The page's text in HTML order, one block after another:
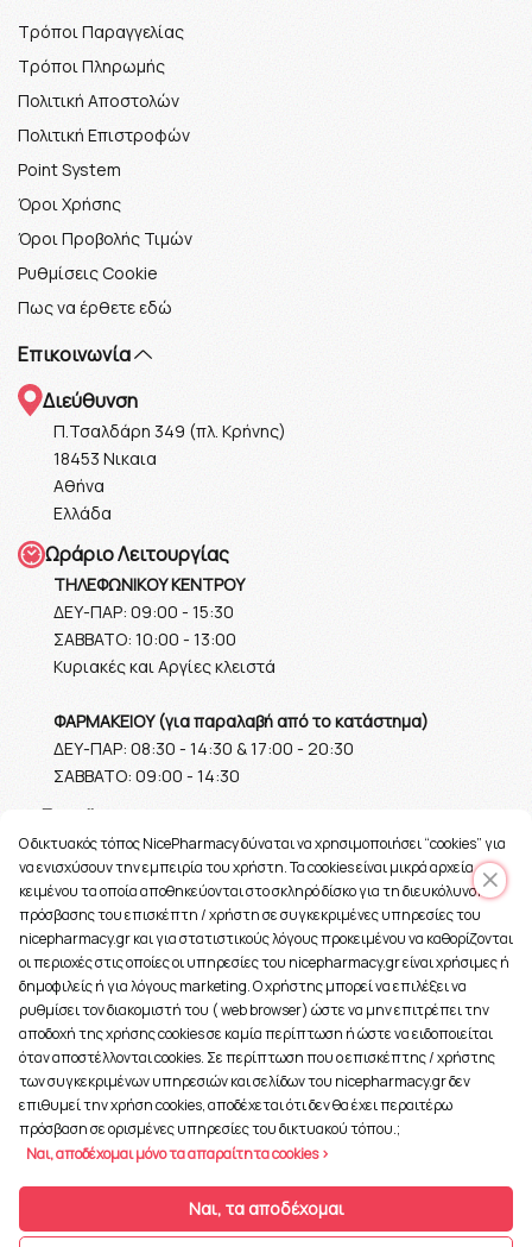
Τρόποι Παραγγελίας
Τρόποι Πληρωμής
Πολιτική Αποστολών
Πολιτική Επιστροφών
Point System
Όροι Χρήσης
Όροι Προβολής Τιμών
Ρυθμίσεις Cookie
Πως να έρθετε εδώ
Επικοινωνία
Διεύθυνση
Π.Τσαλδάρη 349 (πλ. Κρήνης)
18453 Νικαια
Αθήνα
Ελλάδα
Ωράριο Λειτουργίας
ΤΗΛΕΦΩΝΙΚΟΥ ΚΕΝΤΡΟΥ
ΔΕΥ-ΠΑΡ: 09:00 - 15:30
ΣΑΒΒΑΤΟ: 10:00 - 13:00
Κυριακές και Αργίες κλειστά
ΦΑΡΜΑΚΕΙΟΥ (για παραλαβή από το κατάστημα)
ΔΕΥ-ΠΑΡ: 08:30 - 14:30 & 17:00 - 20:30
ΣΑΒΒΑΤΟ: 09:00 - 14:30
Ε-mail
info@nicepharmacy.gr
O δικτυακός τόπος NicePharmacy δύναται να χρησιμοποιήσει “cookies” για
να ενισχύσουν την εμπειρία του χρήστη. Τα cookies είναι μικρά αρχεία
κειμένου τα οποία αποθηκεύονται στο σκληρό δίσκο για τη διευκόλυνση
πρόσβασης του επισκέπτη / χρήστη σε συγκεκριμένες υπηρεσίες του
nicepharmacy.gr και για στατιστικούς λόγους προκειμένου να καθορίζονται
οι περιοχές στις οποίες οι υπηρεσίες του nicepharmacy.gr είναι χρήσιμες ή
δημοφιλείς ή για λόγους marketing. Ο χρήστης μπορεί να επιλέξει να
ρυθμίσει τον διακομιστή του ( web browser) ώστε να μην επιτρέπει την
αποδοχή της χρήσης cookies σε καμία περίπτωση ή ώστε να ειδοποιείται
όταν αποστέλλονται cookies. Σε περίπτωση που ο επισκέπτης / χρήστης
των συγκεκριμένων υπηρεσιών και σελίδων του nicepharmacy.gr δεν
επιθυμεί την χρήση cookies, αποδέχεται ότι δεν θα έχει περαιτέρω
πρόσβαση σε ορισμένες υπηρεσίες του δικτυακού τόπου.;
Ναι, αποδέχομαι μόνο τα απαραίτητα cookies >
Ναι, τα αποδέχομαι